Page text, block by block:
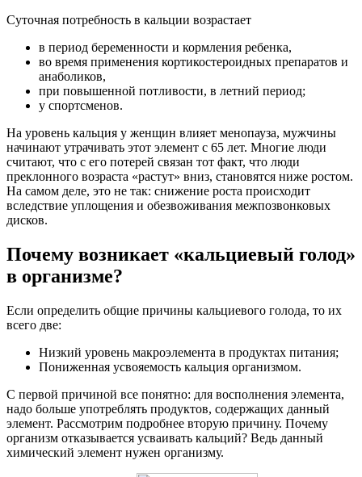
Суточная потребность в кальции возрастает
в период беременности и кормления ребенка,
во время применения кортикостероидных препаратов и
анаболиков,
при повышенной потливости, в летний период;
у спортсменов.
На уровень кальция у женщин влияет менопауза, мужчины
начинают утрачивать этот элемент с 65 лет. Многие люди
считают, что с его потерей связан тот факт, что люди
преклонного возраста «растут» вниз, становятся ниже ростом.
На самом деле, это не так: снижение роста происходит
вследствие уплощения и обезвоживания межпозвонковых
дисков.
Почему возникает «кальциевый голод»
в организме?
Если определить общие причины кальциевого голода, то их
всего две:
Низкий уровень макроэлемента в продуктах питания;
Пониженная усвояемость кальция организмом.
С первой причиной все понятно: для восполнения элемента,
надо больше употреблять продуктов, содержащих данный
элемент. Рассмотрим подробнее вторую причину. Почему
организм отказывается усваивать кальций? Ведь данный
химический элемент нужен организму.